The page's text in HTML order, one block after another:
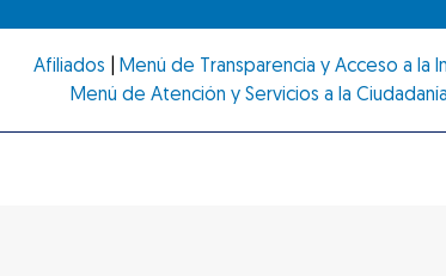
Afiliados Menú de Transparencia y Acceso a la
Menú de Atención y Servicios a la Ciudadanía